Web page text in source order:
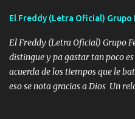
años solo pienso en ti mami no
quieren billetes y yo que solo
pasión en la troca tus labios
quiero que sea nunca con otra
quieres en ese momento te pido
El Freddy (Letra Oficial) Grupo
El Freddy (Letra Oficial) Grupo
distingue y pa gastar tan poco
acuerda de los tiempos que le
eso se nota gracias a Dios Un